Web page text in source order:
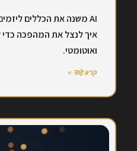
איך לנצל את המהפכה כדי
ואוטומטי.
קרא עוד »